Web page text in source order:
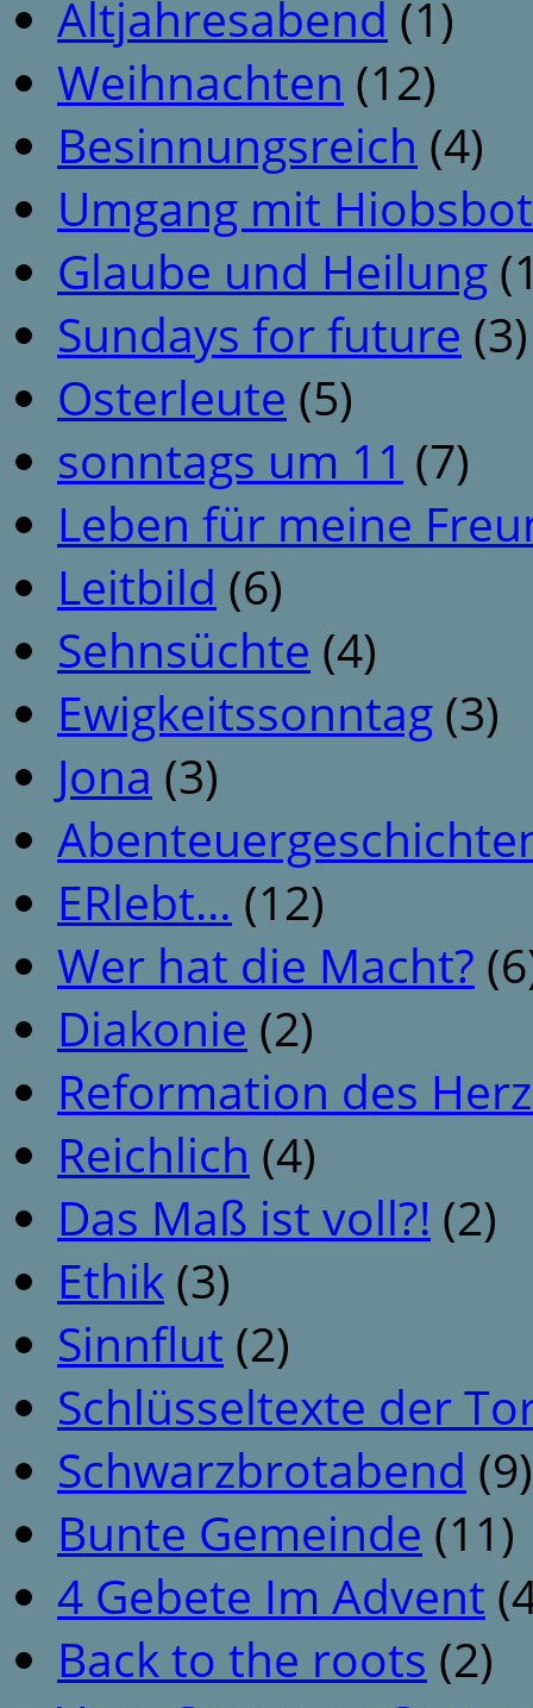
Altjahresabend (1)
Weihnachten (12)
Besinnungsreich (4)
Umgang mit
Glaube und Heilung
Sundays for future (3)
Osterleute (5)
sonntags um 11 (7)
Leben für meine
Leitbild (6)
Sehnsüchte (4)
Ewigkeitssonntag (3)
Jona (3)
ERlebt… (12)
Wer hat die Macht?
Diakonie (2)
Reformation des
Reichlich (4)
Das Maß ist voll?! (2)
Ethik (3)
Sinnflut (2)
Schlüsseltexte der
Schwarzbrotabend (9)
Bunte Gemeinde (11)
4 Gebete Im Advent
Back to the roots (2)